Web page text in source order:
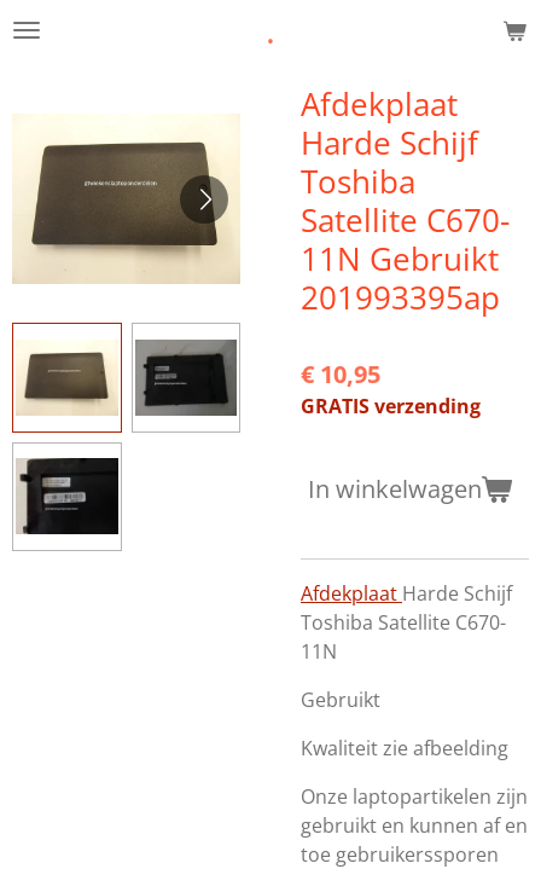
Ga
de
hoofdinhoud
.
Afdekplaat
Harde Schijf
Toshiba
Satellite C670-
11N Gebruikt
201993395ap
€ 10,95
GRATIS verzending
In winkelwagen
Afdekplaat Harde Schijf
Toshiba Satellite C670-
11N
Gebruikt
Kwaliteit zie afbeelding
Onze laptopartikelen zijn
gebruikt en kunnen af en
toe gebruikerssporen